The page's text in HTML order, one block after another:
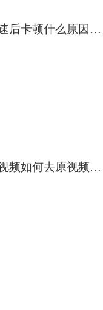
用户名可根据自己的喜好
影的注册激活。
视频剪辑变速后卡顿什么原因 视频剪辑变速后卡顿怎么办
小红书制作视频如何去原视频音乐 小红书制作视频如何选择音乐